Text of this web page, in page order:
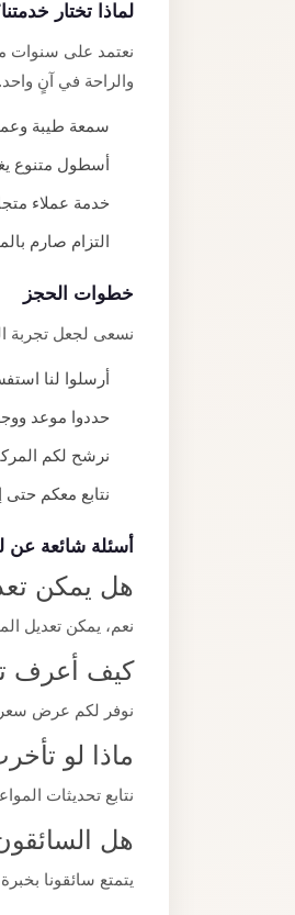
لماذا تختار
نعتمد على سنوات
والراحة في آنٍ واحد.
سمعة طيبة
أسطول متنوع
خدمة عملاء
التزام صارم
خطوات الحجز
نسعى لجعل تجربة
أرسلوا لنا
حددوا موعد
نرشح لكم
نتابع معكم حتى
أسئلة شائعة عن
هل يمكن
نعم، يمكن تعديل
كيف أعرف
نوفر لكم عرض سعر
ماذا لو
نتابع تحديثات
هل
يتمتع سائقونا